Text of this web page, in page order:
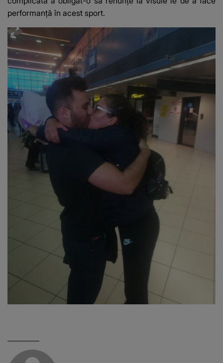
performanță în acest sport.